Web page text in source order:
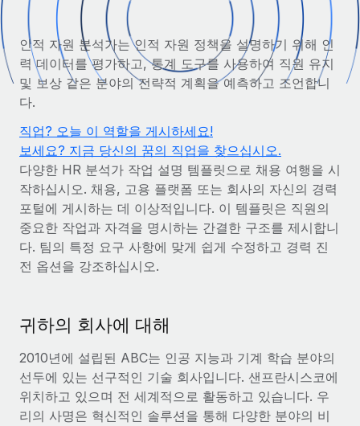
기록상 고용주(EOR)
법인 설립 비용 없이 전 세계로 사업을 확장
기록상 계약자
계약자 관리
전 세계 계약자의 온보딩 및 관리
PEO
복잡한 고용 업무를 아웃소싱
인프라
플랫폼
팀을 위한 통합된 핵심 HR 기능
연결
새로운
MCP를 사용하여 모든 AI 도구를 Remote에 연결 가능
국가별 정보
국가별 글로벌 채용 지원 알아보기
미국 주별 정보
미국 모든 주 전역에서 채용 업무를 간소화
다른 업체들과 비교해보기
성장 단계
스타트업
성장하는 기업을 위한 민첩한 글로벌 HR 및 급여 솔루션
중견기업
엔터프라이즈
REMOTE 파트너 되기
전략적 기술 파트너
도구 및 계산기
오분류 리스크 평가 도구
국가별 직원 오분류 리스크 확인
계약자 지급 계산기
글로벌 계약직을 위한 통화 옵션과 지급 소요 시간 확인
REMOTE와 함께 배우기
리서치 및 가이드
HR 용어집
체크리스트 및 템플릿
직무 설명 라이브러리
웨비나
한국어
English
Nederlands
Français
Deutsch
Italiano
Português (Portugal)
日本語
로그인
인적 자원 분석가는 인적 자원 정책을 설명하기 위해 인
력 데이터를 평가하고, 통계 도구를 사용하여 직원 유지
및 보상 같은 분야의 전략적 계획을 예측하고 조언합니
다.
직업? 오늘 이 역할을 게시하세요!
보세요? 지금 당신의 꿈의 직업을 찾으십시오.
다양한 HR 분석가 작업 설명 템플릿으로 채용 여행을 시
작하십시오. 채용, 고용 플랫폼 또는 회사의 자신의 경력
포털에 게시하는 데 이상적입니다. 이 템플릿은 직원의
중요한 작업과 자격을 명시하는 간결한 구조를 제시합니
다. 팀의 특정 요구 사항에 맞게 쉽게 수정하고 경력 진
전 옵션을 강조하십시오.
귀하의 회사에 대해
2010년에 설립된 ABC는 인공 지능과 기계 학습 분야의
선두에 있는 선구적인 기술 회사입니다. 샌프란시스코에
위치하고 있으며 전 세계적으로 활동하고 있습니다. 우
리의 사명은 혁신적인 솔루션을 통해 다양한 분야의 비